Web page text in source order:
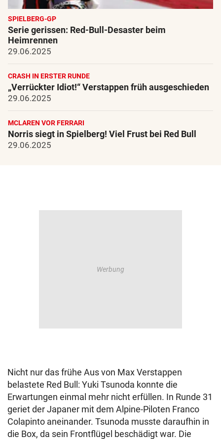
SPIELBERG-GP
Serie gerissen: Red-Bull-Desaster beim
Heimrennen
29.06.2025
CRASH IN ERSTER RUNDE
„Verrückter Idiot!“ Verstappen früh ausgeschieden
29.06.2025
MCLAREN VOR FERRARI
Norris siegt in Spielberg! Viel Frust bei Red Bull
29.06.2025
Nicht nur das frühe Aus von Max Verstappen
belastete Red Bull: Yuki Tsunoda konnte die
Erwartungen einmal mehr nicht erfüllen. In Runde 31
geriet der Japaner mit dem Alpine-Piloten Franco
Colapinto aneinander. Tsunoda musste daraufhin in
die Box, da sein Frontflügel beschädigt war. Die